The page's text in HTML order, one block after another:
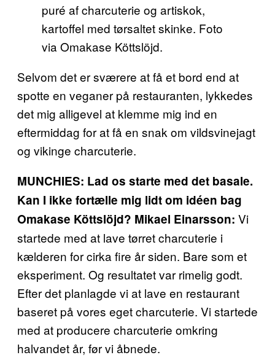
puré af charcuterie og artiskok,
kartoffel med tørsaltet skinke. Foto
via Omakase Köttslöjd.
Selvom det er sværere at få et bord end at
spotte en veganer på restauranten, lykkedes
det mig alligevel at klemme mig ind en
eftermiddag for at få en snak om vildsvinejagt
og vikinge charcuterie.
MUNCHIES: Lad os starte med det basale.
Kan I ikke fortælle mig lidt om idéen bag
Omakase Köttslöjd? Mikael Einarsson: Vi
startede med at lave tørret charcuterie i
kælderen for cirka fire år siden. Bare som et
eksperiment. Og resultatet var rimelig godt.
Efter det planlagde vi at lave en restaurant
baseret på vores eget charcuterie. Vi startede
med at producere charcuterie omkring
halvandet år, før vi åbnede.